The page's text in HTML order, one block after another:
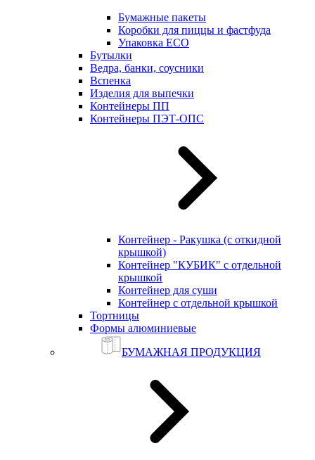
Бумажные пакеты
Коробки для пиццы и фастфуда
Упаковка ECO
Бутылки
Ведра, банки, соусники
Вспенка
Изделия для выпечки
Контейнеры ПП
Контейнеры ПЭТ-ОПС
Контейнер - Ракушка (с откидной
крышкой)
Контейнер "КУБИК" с отдельной
крышкой
Контейнер для суши
Контейнер с отдельной крышкой
Тортницы
Формы алюминиевые
БУМАЖНАЯ ПРОДУКЦИЯ